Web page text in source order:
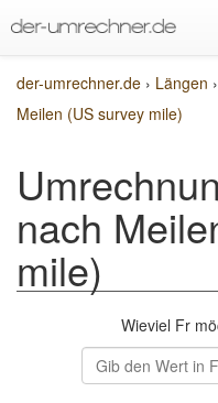
der-umrechner.de › Längen ›
Meilen (US survey mile)
nach
mile)
Wieviel Fr